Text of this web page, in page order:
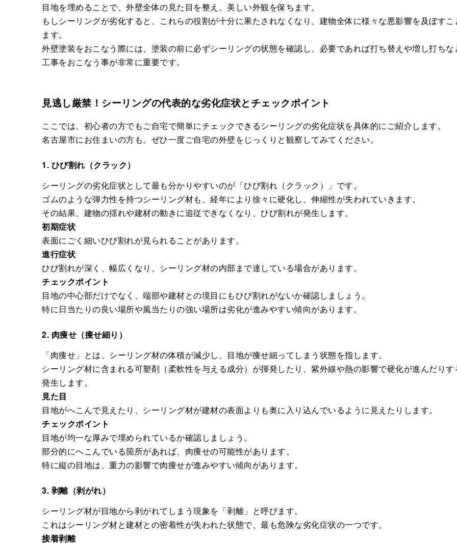
目地を埋めることで、外壁全体の見た目を整え、美しい外観を保ちます。
もしシーリングが劣化すると、これらの役割が十分に果たされなくなり、建物全体に様々な悪影響を及ぼすこ
ます。
外壁塗装をおこなう際には、塗装の前に必ずシーリングの状態を確認し、必要であれば打ち替えや増し打ちな
工事をおこなう事が非常に重要です。
見逃し厳禁！シーリングの代表的な劣化症状とチェックポイント
ここでは、初心者の方でもご自宅で簡単にチェックできるシーリングの劣化症状を具体的にご紹介します。
名古屋市にお住まいの方も、ぜひ一度ご自宅の外壁をじっくりと観察してみてください。
1. ひび割れ（クラック）
シーリングの劣化症状として最も分かりやすいのが「ひび割れ（クラック）」です。
ゴムのような弾力性を持つシーリング材も、経年により徐々に硬化し、伸縮性が失われていきます。
その結果、建物の揺れや建材の動きに追従できなくなり、ひび割れが発生します。
初期症状
表面にごく細いひび割れが見られることがあります。
進行症状
ひび割れが深く、幅広くなり、シーリング材の内部まで達している場合があります。
チェックポイント
目地の中心部だけでなく、端部や建材との境目にもひび割れがないか確認しましょう。
特に日当たりの良い場所や風当たりの強い場所は劣化が進みやすい傾向があります。
2. 肉痩せ（痩せ細り）
「肉痩せ」とは、シーリング材の体積が減少し、目地が痩せ細ってしまう状態を指します。
シーリング材に含まれる可塑剤（柔軟性を与える成分）が揮発したり、紫外線や熱の影響で硬化が進んだりす
発生します。
見た目
目地がへこんで見えたり、シーリング材が建材の表面よりも奥に入り込んでいるように見えたりします。
チェックポイント
目地が均一な厚みで埋められているか確認しましょう。
部分的にへこんでいる箇所があれば、肉痩せの可能性があります。
特に縦の目地は、重力の影響で肉痩せが進みやすい傾向があります。
3. 剥離（剥がれ）
シーリング材が目地から剥がれてしまう現象を「剥離」と呼びます。
これはシーリング材と建材との密着性が失われた状態で、最も危険な劣化症状の一つです。
接着剥離